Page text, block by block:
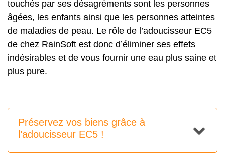
touchés par ses désagréments sont les personnes
âgées, les enfants ainsi que les personnes atteintes
de maladies de peau. Le rôle de l’adoucisseur EC5
de chez RainSoft est donc d’éliminer ses effets
indésirables et de vous fournir une eau plus saine et
plus pure.
Préservez vos biens grâce à
l’adoucisseur EC5 !